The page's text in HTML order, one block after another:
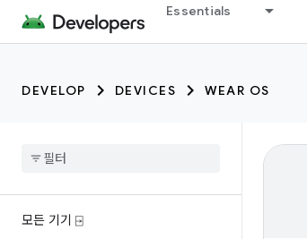
Essentials
DEVELOP DEVICES WEAR OS
모든 기기 ⍈